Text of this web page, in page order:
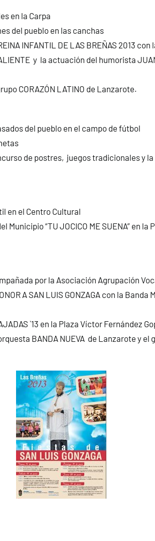
en la Carpa
del pueblo en las canchas
INFANTIL DE LAS BREÑAS 2013
y la actuación del humorista
CORAZÓN LATINO de Lanzarote.
del pueblo en el campo de fútbol
de postres, juegos tradicionales y
en el Centro Cultural
Municipio “TU JOCICO ME SUENA” en
por la Asociación Agrupación
A SAN LUIS GONZAGA con la Banda
`13 en la Plaza Víctor Fernández
BANDA NUEVA de Lanzarote y el